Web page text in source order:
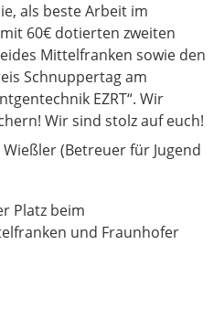
als beste Arbeit im
60€ dotierten zweiten
Mittelfranken sowie den
Schnuppertag am
EZRT“. Wir
Wir sind stolz auf euch!
(Betreuer für Jugend